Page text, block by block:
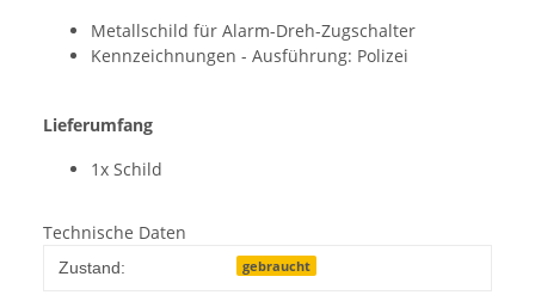
Metallschild für Alarm-Dreh-Zugschalter
Kennzeichnungen - Ausführung: Polizei
Lieferumfang
1x Schild
Technische Daten
Zustand: gebraucht